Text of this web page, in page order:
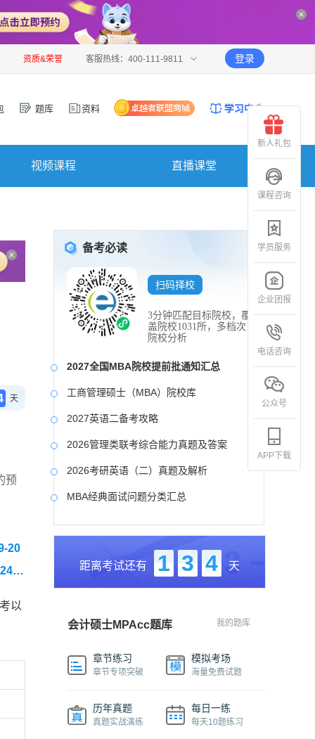
资质&荣誉 客服热线：400-111-9811 登录
题库 资料
视频课程 直播课堂
天
预
20
届
以
备考必读
扫码择校
3分钟匹配目标院校，覆
盖院校1031所，多档次
院校分析
2027全国MBA院校提前批通知汇总
工商管理硕士（MBA）院校库
2027英语二备考攻略
2026管理类联考综合能力真题及答案
2026考研英语（二）真题及解析
MBA经典面试问题分类汇总
2017-2025近九年各科真题及详细解析
考研英语（二）试题库
2027写作备考攻略
距离考试还有 1 3 4 天
会计硕士MPAcc题库 我的题库
章节练习
章节专项突破
模拟考场
海量免费试题
历年真题
真题实战演练
每日一练
每天10题练习
新人礼包
课程咨询
学员服务
企业团报
电话咨询
公众号
APP下载